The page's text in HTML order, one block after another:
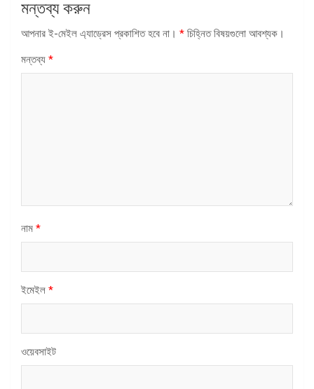
মন্তব্য করুন
আপনার ই-মেইল এ্যাড্রেস প্রকাশিত হবে না। * চিহ্নিত বিষয়গুলো আবশ্যক।
মন্তব্য *
নাম *
ইমেইল *
ওয়েবসাইট